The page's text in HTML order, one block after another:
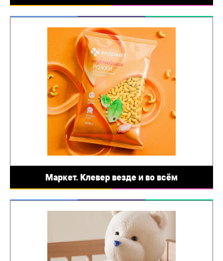
Маркет. Клевер везде и во всём